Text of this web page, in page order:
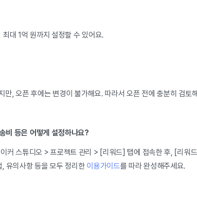
대 1억 원까지 설정할 수 있어요.
만, 오픈 후에는 변경이 불가해요. 따라서 오픈 전에 충분히 검토
비 등은 어떻게 설정하나요?
커 스튜디오 > 프로젝트 관리 > [리워드] 탭에 접속한 후, [리워
유의사항 등을 모두 정리한 이용가이드를 따라 완성해주세요.